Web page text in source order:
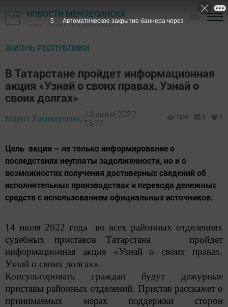
НОВОСТИ МЕНЗЕЛИНСКА
Газета "Мензеля" - Мензелинский район
ЖИЗНЬ РЕСПУБЛИКИ
В Татарстане пройдет информационная
акция «Узнай о своих правах. Узнай о
своих долгах»
Марат Хамидуллин, 13 июля 2022 -
15:17
1285 0 0
Цель акции – не только информирование о
последствиях неуплаты задолженности, но и о
возможностях получения достоверных сведений об
исполнительных производствах и перевода денежных
средств с использованием официальных источников.
14 июля 2022 года во всех районных отделениях
судебных приставов Татарстана пройдет
информационная акция «Узнай о своих правах.
Узнай о своих долгах».
Консультировать граждан будут дежурные
приставы районных отделений. Пристав расскажет о
принимаемых мерах поддержки сторон
4 Автоматическое закрытие баннера через